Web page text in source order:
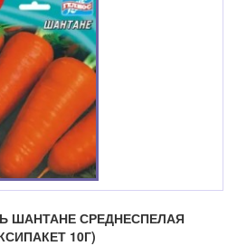
ШАНТАНЕ СРЕДНЕСПЕЛАЯ
10Г)